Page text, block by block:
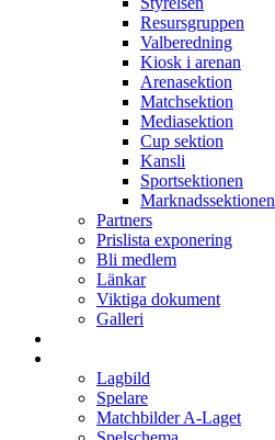
Resursgruppen
Valberedning
Kiosk i arenan
Arenasektion
Matchsektion
Mediasektion
Cup sektion
Kansli
Sportsektionen
Marknadssektionen
Partners
Prislista exponering
Bli medlem
Länkar
Viktiga dokument
Galleri
Lagbild
Spelare
Matchbilder A-Laget